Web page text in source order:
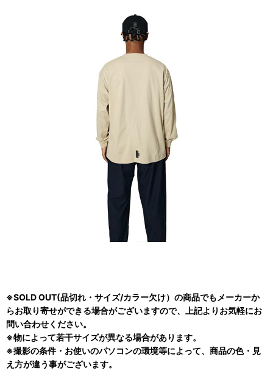
※SOLD OUT(品切れ・サイズ/カラー欠け）の商品でもメーカーか
らお取り寄せができる場合がございますので、上記よりお気軽にお
問い合わせください。
※物によって若干サイズが異なる場合があります。
※撮影の条件・お使いのパソコンの環境等によって、商品の色・見
え方が違う事がございます。